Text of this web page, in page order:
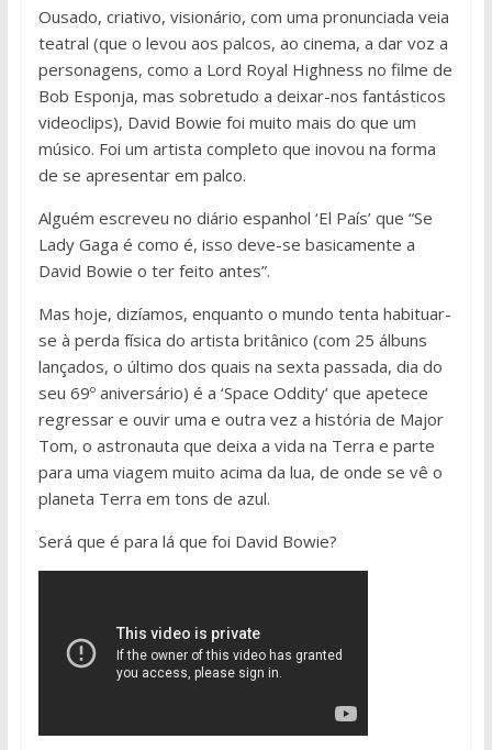
Ousado, criativo, visionário, com uma pronunciada veia
teatral (que o levou aos palcos, ao cinema, a dar voz a
personagens, como a Lord Royal Highness no filme de
Bob Esponja, mas sobretudo a deixar-nos fantásticos
videoclips), David Bowie foi muito mais do que um
músico. Foi um artista completo que inovou na forma
de se apresentar em palco.
Alguém escreveu no diário espanhol ‘El País’ que “Se
Lady Gaga é como é, isso deve-se basicamente a
David Bowie o ter feito antes”.
Mas hoje, dizíamos, enquanto o mundo tenta habituar-
se à perda física do artista britânico (com 25 álbuns
lançados, o último dos quais na sexta passada, dia do
seu 69º aniversário) é a ‘Space Oddity’ que apetece
regressar e ouvir uma e outra vez a história de Major
Tom, o astronauta que deixa a vida na Terra e parte
para uma viagem muito acima da lua, de onde se vê o
planeta Terra em tons de azul.
Será que é para lá que foi David Bowie?